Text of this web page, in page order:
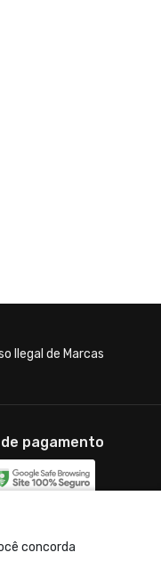
concorda
Ilegal de Marcas
pagamento